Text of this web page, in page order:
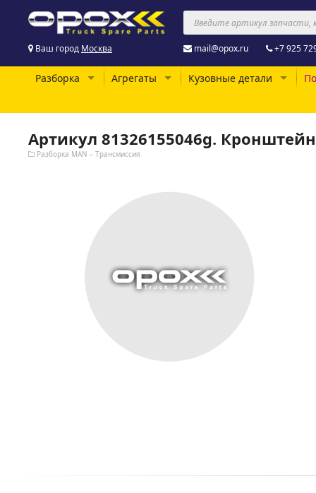
Ваш город Москва mail@opox.ru +7 925
Разборка Агрегаты Кузовные детали
Артикул 81326155046g.
Разборка MAN – Трансмиссия